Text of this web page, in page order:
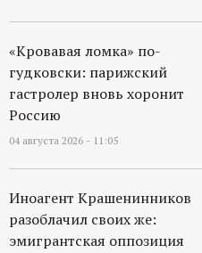
«Кровавая ломка» по-
гудковски: парижский
гастролер вновь хоронит
Россию
04 августа 2026 - 11:05
Иноагент Крашенинников
разоблачил своих же:
эмигрантская оппозиция